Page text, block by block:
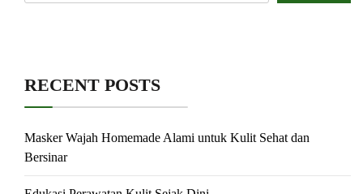
RECENT POSTS
Masker Wajah Homemade Alami untuk Kulit Sehat dan
Bersinar